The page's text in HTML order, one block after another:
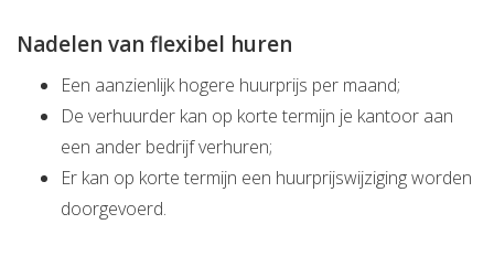
Nadelen van flexibel huren
Een aanzienlijk hogere huurprijs per maand;
De verhuurder kan op korte termijn je kantoor aan
een ander bedrijf verhuren;
Er kan op korte termijn een huurprijswijziging worden
doorgevoerd.